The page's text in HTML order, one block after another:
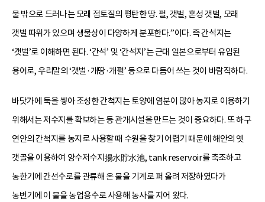
물 밖으로 드러나는 모래 점토질의 평탄한 땅. 펄, 갯벌, 혼성 갯벌, 모래
갯벌 따위가 있으며 생물상이 다양하게 분포한다.”이다. 즉 간석지는
‘갯벌’로 이해하면 된다. ‘간석’ 및 ‘간석지’는 근대 일본으로부터 유입된
용어로, 우리말의 ‘갯벌·개땅·개펄’ 등으로 다듬어 쓰는 것이 바람직하다.
바닷가에 둑을 쌓아 조성한 간척지는 토양에 염분이 많아 농지로 이용하기
위해서는 저수지를 확보하는 등 관개시설을 만드는 것이 중요하다. 또 하구
연안의 간척지를 농지로 사용할 때 수원을 찾기 어렵기 때문에 해안의 옛
갯골을 이용하여 양수저수지揚水貯水池, tank reservoir를 축조하고
농한기에 간선수로를 관류해 온 물을 기계로 퍼 올려 저장하였다가
농번기에 이 물을 농업용수로 사용해 농사를 지어 왔다.